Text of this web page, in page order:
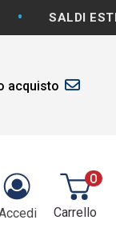
SALDI ESTIVI: -5%
acquisto
0
Carrello